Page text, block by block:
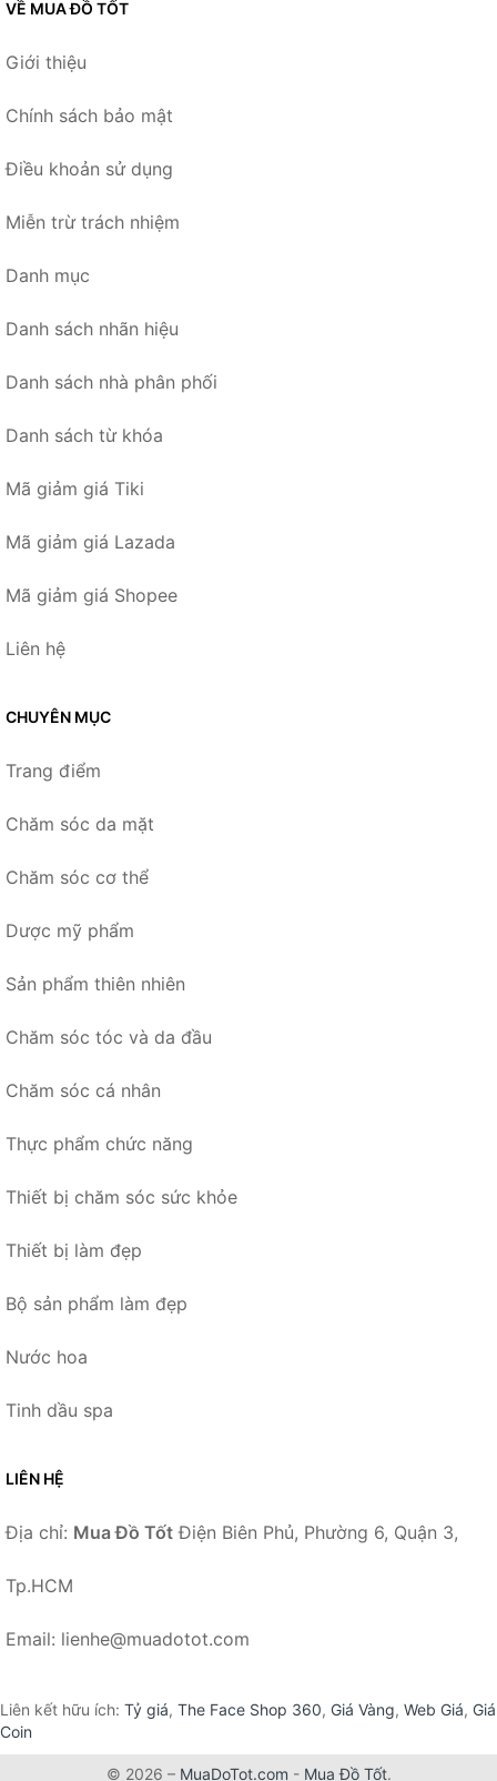
VỀ MUA ĐỒ TỐT
Giới thiệu
Chính sách bảo mật
Điều khoản sử dụng
Miễn trừ trách nhiệm
Danh mục
Danh sách nhãn hiệu
Danh sách nhà phân phối
Danh sách từ khóa
Mã giảm giá Tiki
Mã giảm giá Lazada
Mã giảm giá Shopee
Liên hệ
CHUYÊN MỤC
Trang điểm
Chăm sóc da mặt
Chăm sóc cơ thể
Dược mỹ phẩm
Sản phẩm thiên nhiên
Chăm sóc tóc và da đầu
Chăm sóc cá nhân
Thực phẩm chức năng
Thiết bị chăm sóc sức khỏe
Thiết bị làm đẹp
Bộ sản phẩm làm đẹp
Nước hoa
Tinh dầu spa
LIÊN HỆ
Địa chỉ: Mua Đồ Tốt Điện Biên Phủ, Phường 6, Quận 3,
Tp.HCM
Email: lienhe@muadotot.com
Liên kết hữu ích: Tỷ giá, The Face Shop 360, Giá Vàng, Web Giá, Giá
Coin
© 2026 – MuaDoTot.com - Mua Đồ Tốt.